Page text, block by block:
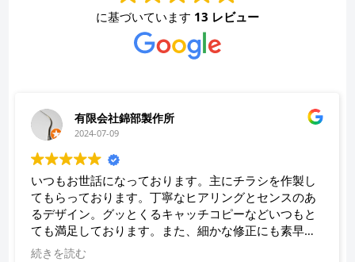
に基づいています 13 レビュー
永井史夫
2024-01-28
お願いして本当に良かった！！相談したらこちらで
思いつかないような構成でインパクトのあるリーフ
ットを作ってくださいました！！素晴らしいの一言
つきます！！今後も何かの時にお願いしたいと思い
す！！大満足です。ありがとうございます！！
続きを読む